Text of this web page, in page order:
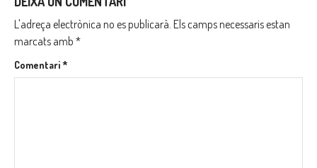
L'adreça electrònica no es publicarà. Els camps necessaris estan
marcats amb *
Comentari*